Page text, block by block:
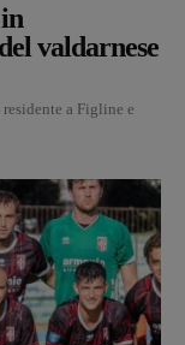
valdarnese
a Figline e